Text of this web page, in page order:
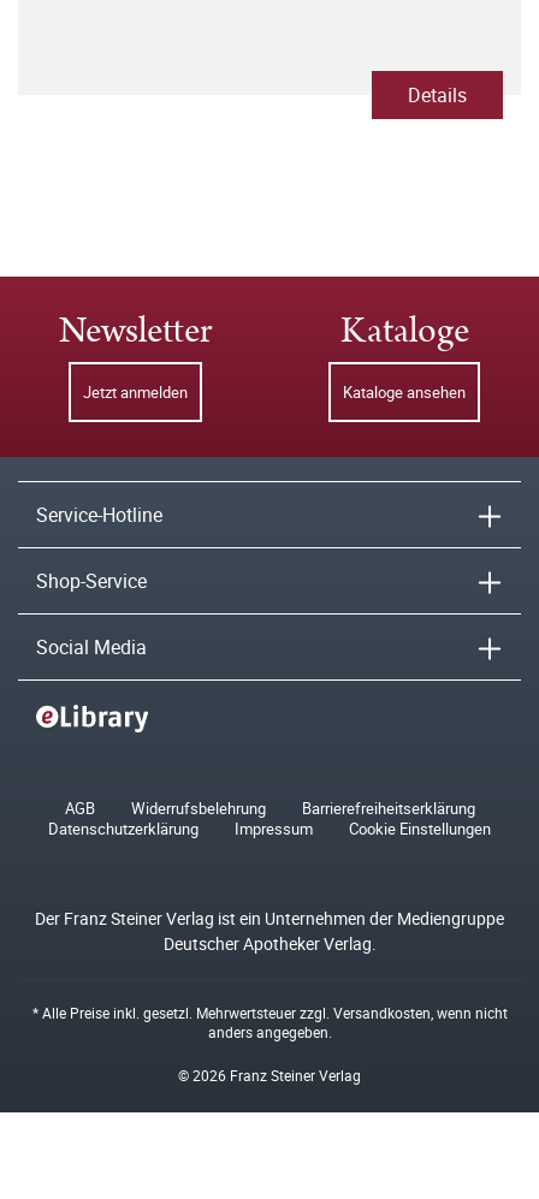
Details
Newsletter
Jetzt anmelden
Kataloge
Kataloge ansehen
Service-Hotline
Shop-Service
Social Media
AGB Widerrufsbelehrung
Barrierefreiheitserklärung
Datenschutzerklärung
Impressum Cookie Einstellungen
Der Franz Steiner Verlag ist ein Unternehmen der Mediengruppe
Deutscher Apotheker Verlag.
* Alle Preise inkl. gesetzl. Mehrwertsteuer zzgl. Versandkosten , wenn nicht
anders angegeben.
© 2026 Franz Steiner Verlag